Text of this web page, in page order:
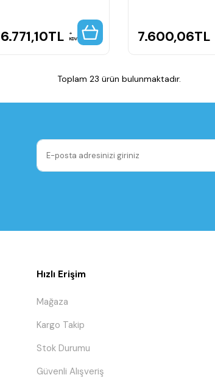
6.771,10TL KDV 7.600,06TL
Toplam 23 ürün bulunmaktadır.
Hızlı Erişim
Mağaza
Kargo Takip
Stok Durumu
Güvenli Alışveriş